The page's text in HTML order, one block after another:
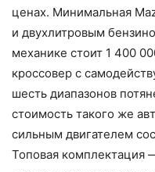
ценах. Минимальная
и двухлитровым
механике стоит 1 400
кроссовер с
шесть диапазонов
стоимость такого же
сильным двигателем
Топовая комплектация